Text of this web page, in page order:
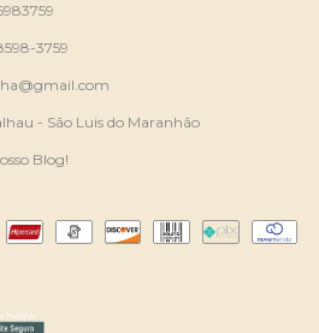
3759
- São Luis do Maranhão
Blog!